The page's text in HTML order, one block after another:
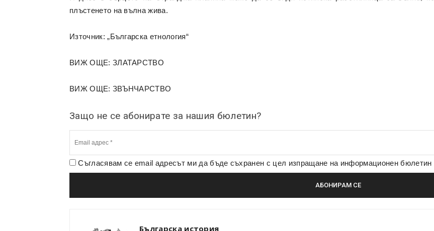
плъстенето на вълна жива.
Източник: „Българска етнология“
ВИЖ ОЩЕ: ЗЛАТАРСТВО
ВИЖ ОЩЕ: ЗВЪНЧАРСТВО
Защо не се абонирате за нашия бюлетин?
Съгласявам се email адресът ми да бъде съхранен с цел изпращане на информационен бюлетин
Българска история